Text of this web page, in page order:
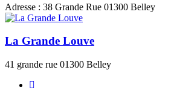
Adresse : 38 Grande Rue 01300 Belley
La Grande Louve
41 grande rue 01300 Belley